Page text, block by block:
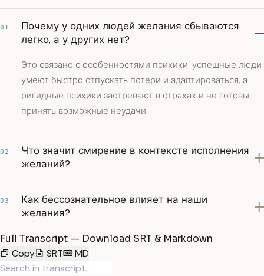
01
Почему у одних людей желания сбываются
легко, а у других нет?
Это связано с особенностями психики: успешные люди
умеют быстро отпускать потери и адаптироваться, а
ригидные психики застревают в страхах и не готовы
принять возможные неудачи.
02
Что значит смирение в контексте исполнения
желаний?
03
Как бессознательное влияет на наши
желания?
Full Transcript — Download SRT & Markdown
Copy
SRT MD